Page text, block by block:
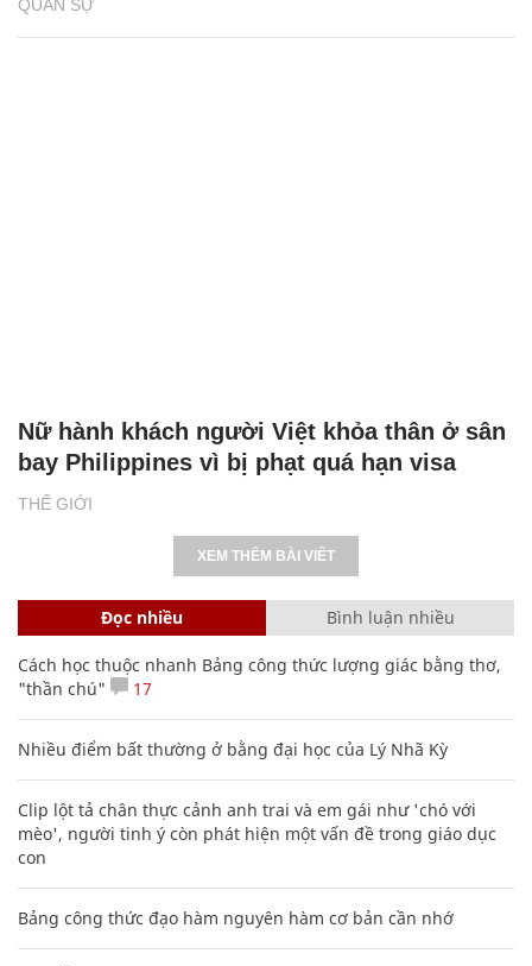
QUÂN SỰ
THẾ GIỚI
Nữ hành khách người Việt khỏa thân ở sân
bay Philippines vì bị phạt quá hạn visa
XEM THÊM BÀI VIẾT
Đọc nhiều Bình luận nhiều
Cách học thuộc nhanh Bảng công thức lượng giác bằng thơ,
"thần chú"
17
Nhiều điểm bất thường ở bằng đại học của Lý Nhã Kỳ
Clip lột tả chân thực cảnh anh trai và em gái như 'chó với
mèo', người tinh ý còn phát hiện một vấn đề trong giáo dục
con
Bảng công thức đạo hàm nguyên hàm cơ bản cần nhớ